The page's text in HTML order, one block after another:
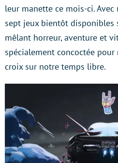
leur manette ce mois-ci.
sept jeux bientôt disponibles
mêlant horreur, aventure et
spécialement concoctée
croix sur notre temps libre.